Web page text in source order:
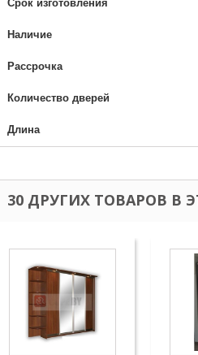
Срок изготовления
Наличие
Рассрочка
Количество дверей
Длина
30 ДРУГИХ ТОВАРОВ В